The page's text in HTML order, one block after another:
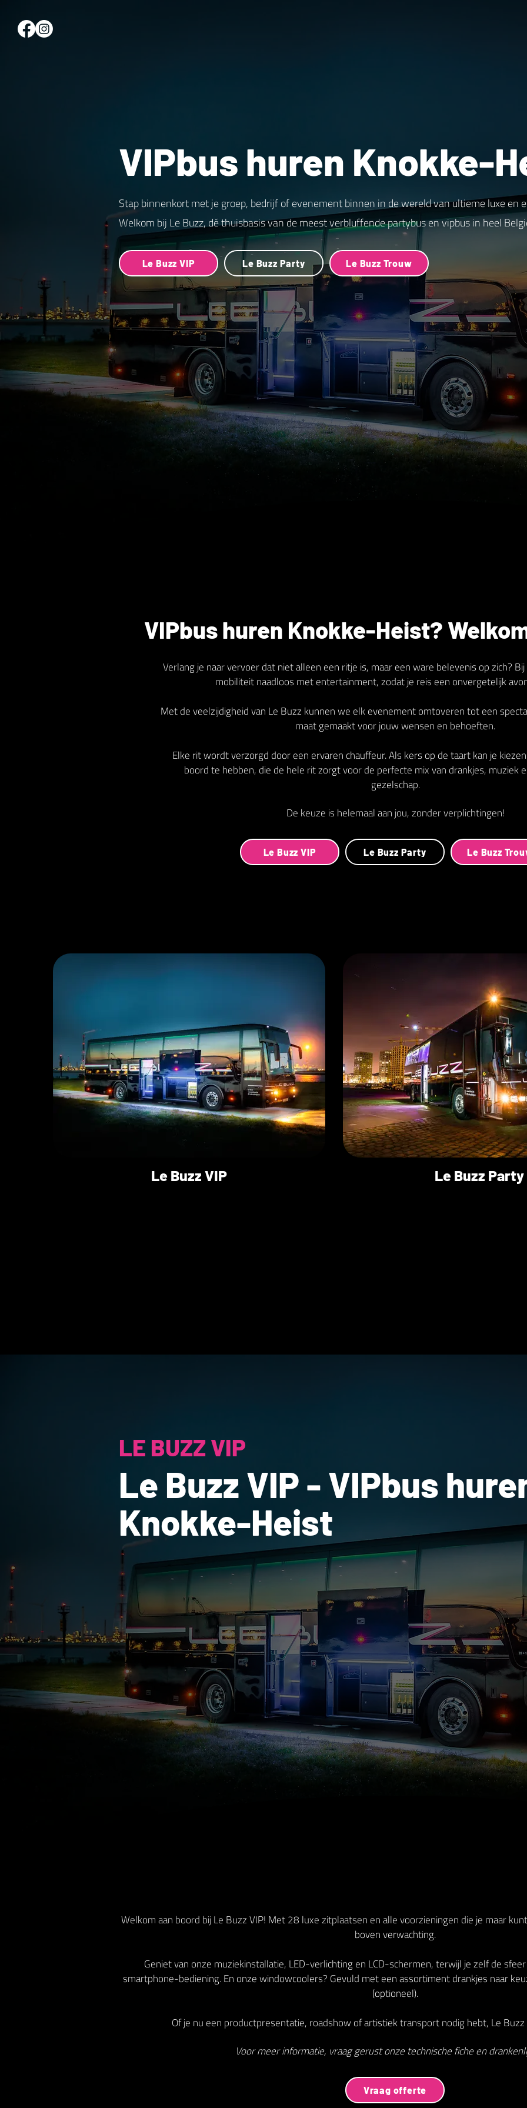
VIPbus huren Knokke-
Stap binnenkort met je groep, bedrijf of evenement binnen in de wereld van ultieme luxe en
Welkom bij Le Buzz, dé thuisbasis van de meest verbluffende partybus en vipbus in heel
Le Buzz VIP Le Buzz Party Le Buzz Trouw
VIPbus huren Knokke-Heist?
Verlang je naar vervoer dat niet alleen een ritje is, maar een ware belevenis op zich?
mobiliteit naadloos met entertainment, zodat je reis een onvergetelijk
Met de veelzijdigheid van Le Buzz kunnen we elk evenement omtoveren tot een
maat gemaakt voor jouw wensen en behoeften.
Elke rit wordt verzorgd door een ervaren chauffeur. Als kers op de taart kan je
boord te hebben, die de hele rit zorgt voor de perfecte mix van drankjes, muziek
gezelschap.
De keuze is helemaal aan jou, zonder verplichtingen!
Le Buzz VIP Le Buzz Party Le Buzz
Le Buzz VIP Le Buzz Party
LE BUZZ VIP
Le Buzz VIP - VIPbus
Knokke-Heist
Welkom aan boord bij Le Buzz VIP! Met 28 luxe zitplaatsen en alle voorzieningen die je maar
boven verwachting.
Geniet van onze muziekinstallatie, LED-verlichting en LCD-schermen, terwijl je zelf de
smartphone-bediening. En onze windowcoolers? Gevuld met een assortiment drankjes naar
(optioneel).
Of je nu een productpresentatie, roadshow of artistiek transport nodig hebt, Le
Voor meer informatie, vraag gerust onze technische fiche en
Vraag offerte